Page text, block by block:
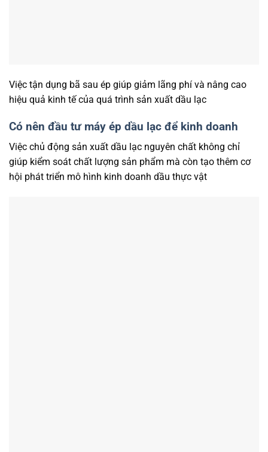
Việc tận dụng bã sau ép giúp giảm lãng phí và nâng cao
hiệu quả kinh tế của quá trình sản xuất dầu lạc
Có nên đầu tư máy ép dầu lạc để kinh doanh
Việc chủ động sản xuất dầu lạc nguyên chất không chỉ
giúp kiểm soát chất lượng sản phẩm mà còn tạo thêm cơ
hội phát triển mô hình kinh doanh dầu thực vật